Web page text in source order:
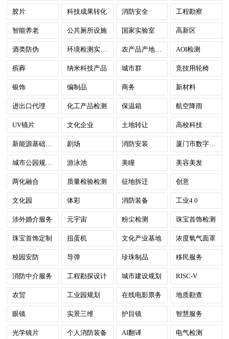
胶片 科技成果转化 消防安全 工程勘察
智能养老 公共厕所设施 国家实验室 高新区
酒类防伪 环境检测实验室 农产品产地集配中心 AOI检测
殡葬 纳米科技产品 城市群 竞技用轮椅
银饰 编制品 商务 新材料
进出口代理 化工产品检测 保温箱 航空降雨
UV镜片 文化企业 土地转让 高校科技
剧场 消防安装
游泳池 美瞳 美容美发
两化融合 质量检验检测 征地拆迁 创意
文化园 体彩 消防装备 工业4.0
涉外婚介服务 元宇宙 粉尘检测 珠宝首饰检测
珠宝首饰定制 扭蛋机 文化产业基地 浓度氧气面罩
校园安防 导弹 珍珠制品 移民服务
消防中介服务 工程勘探设计 城市建设规划 RISC-V
农贸 工业园规划 在线电影票务 地质勘查
眼镜 实景三维 护目镜 智慧服务
光学镜片 个人消防装备 AI翻译 电气检测